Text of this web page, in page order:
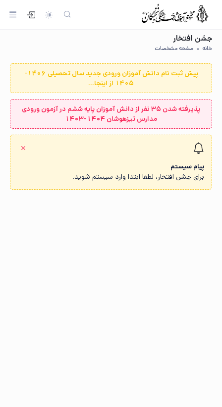
جشن افتخار
خانه صفحه مشخصات
پیش ثبت نام دانش آموزان ورودی جدید سال تحصیلی 1406-
1405 از اینجا...
پذیرفته شدن ۳۵ نفر از دانش آموزان پایه ششم در آزمون ورودی
مدارس تیزهوشان ۱۴۰۴-۱۴۰۳
پیام سیستم
برای جشن افتخار، لطفا ابتدا وارد سیستم شوید.